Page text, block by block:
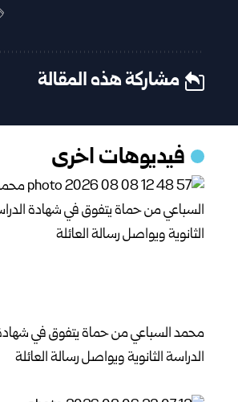
مشاركة هذه المقالة
فيديوهات اخرى
محمد السباعي من حماة يتفوق في
الدراسة الثانوية ويواصل رسالة العائلة